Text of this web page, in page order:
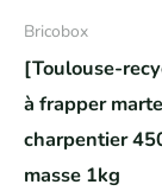
Bricobox
[Toulouse-
à frapper
charpentier
masse 1kg